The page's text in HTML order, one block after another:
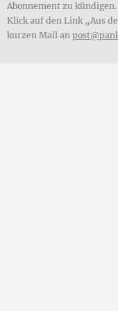
Abonnement zu
Klick auf den Link „Aus
kurzen Mail an